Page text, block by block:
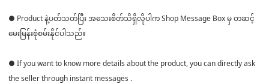
● Product နဲ့ပတ်သတ်ပြီး အသေးစိတ်သိရှိလိုပါက Shop Message Box မှ တဆင့်
မေးမြန်းစုံစမ်းနိုင်ပါသည်။
● If you want to know more details about the product, you can directly ask
the seller through instant messages .